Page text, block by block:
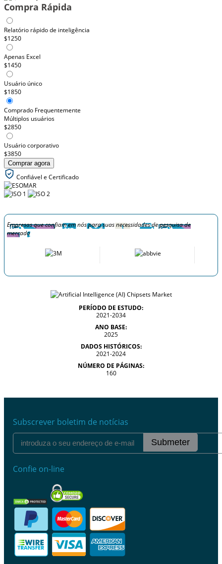
Compra Rápida
Relatório rápido de inteligência
$1250
Apenas Excel
$1450
Usuário único
$1850
Comprado Frequentemente
Múltiplos usuários
$2850
Usuário corporativo
$3850
Comprar agora
Confiável e Certificado
Empresas que confiam em nós para suas necessidades de pesquisa de
mercado
PERÍODO DE ESTUDO:
2021-2034
ANO BASE:
2025
DADOS HISTÓRICOS:
2021-2024
NÚMERO DE PÁGINAS:
160
Subscrever boletim de notícias
Submeter
Confie on-line